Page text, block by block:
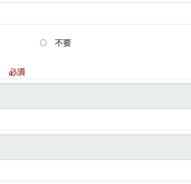
不要
必須